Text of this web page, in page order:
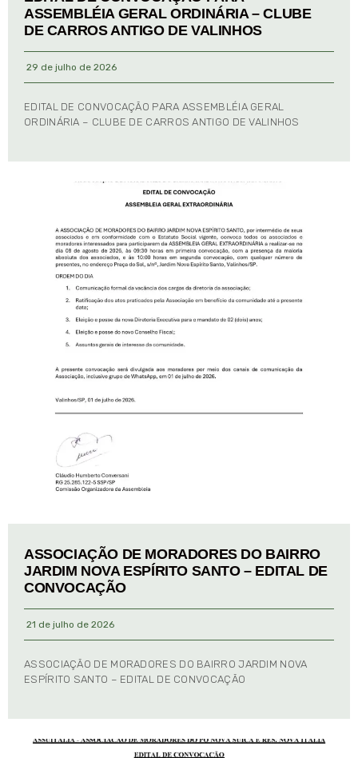
ASSEMBLÉIA GERAL ORDINÁRIA – CLUBE
DE CARROS ANTIGO DE VALINHOS
29 de julho de 2026
EDITAL DE CONVOCAÇÃO PARA ASSEMBLÉIA GERAL
ORDINÁRIA – CLUBE DE CARROS ANTIGO DE VALINHOS
ASSOCIAÇÃO DE MORADORES DO BAIRRO
JARDIM NOVA ESPÍRITO SANTO – EDITAL DE
CONVOCAÇÃO
21 de julho de 2026
ASSOCIAÇÃO DE MORADORES DO BAIRRO JARDIM NOVA
ESPÍRITO SANTO – EDITAL DE CONVOCAÇÃO